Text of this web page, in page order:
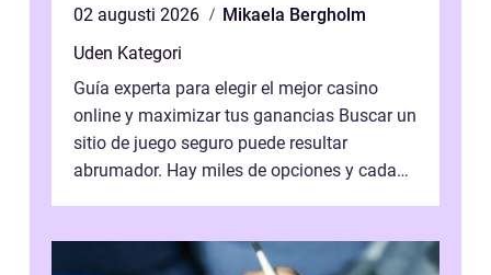
02 augusti 2026
Mikaela Bergholm
Uden Kategori
Guía experta para elegir el mejor casino
online y maximizar tus ganancias Buscar un
sitio de juego seguro puede resultar
abrumador. Hay miles de opciones y cada